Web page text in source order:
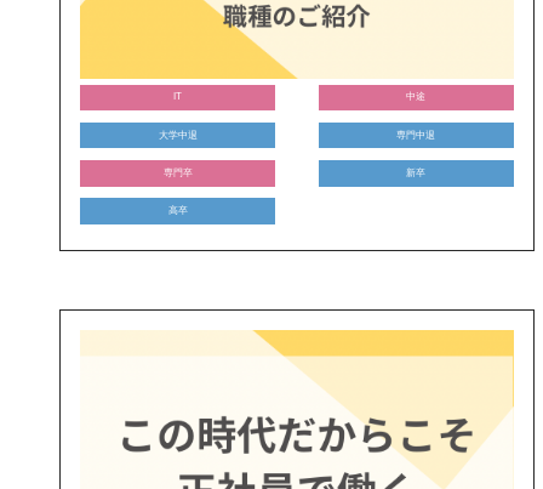
IT 中途
大学中退 専門中退
専門卒 新卒
高卒